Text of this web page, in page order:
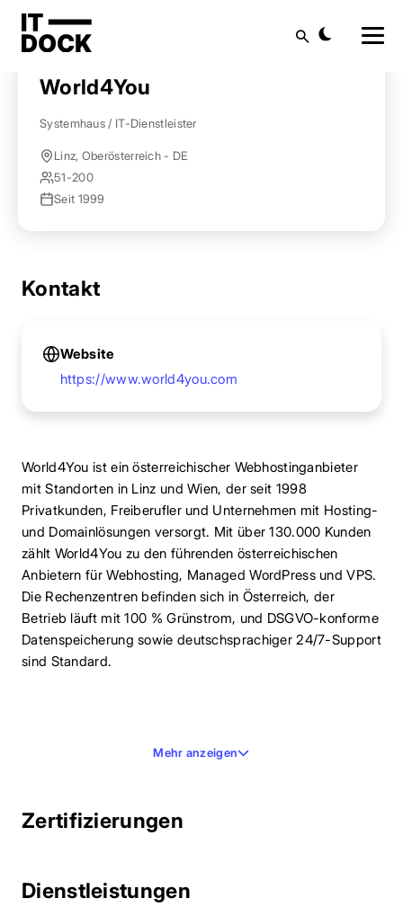
Startseite Anbieter finden
World4You
Systemhaus / IT-Dienstleister
Linz, Oberösterreich - DE
51-200
Seit 1999
Kontakt
Website
https://www.world4you.com
World4You ist ein österreichischer Webhostinganbieter
mit Standorten in Linz und Wien, der seit 1998
Privatkunden, Freiberufler und Unternehmen mit Hosting-
und Domainlösungen versorgt. Mit über 130.000 Kunden
zählt World4You zu den führenden österreichischen
Anbietern für Webhosting, Managed WordPress und VPS.
Die Rechenzentren befinden sich in Österreich, der
Betrieb läuft mit 100 % Grünstrom, und DSGVO-konforme
Datenspeicherung sowie deutschsprachiger 24/7-Support
sind Standard.
Mehr anzeigen
Zertifizierungen
Dienstleistungen